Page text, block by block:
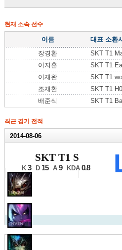
현재 소속 선수
이름
대표 소환
장경환
SKT T1
이지훈
SKT T1
이재완
SKT T1
조재환
SKT T1
배준식
SKT T1
최근 경기 전적
2014-08-06
3/4위전 3세트
SKT T1 S
K 3 D 15 A 9 KDA 0.8